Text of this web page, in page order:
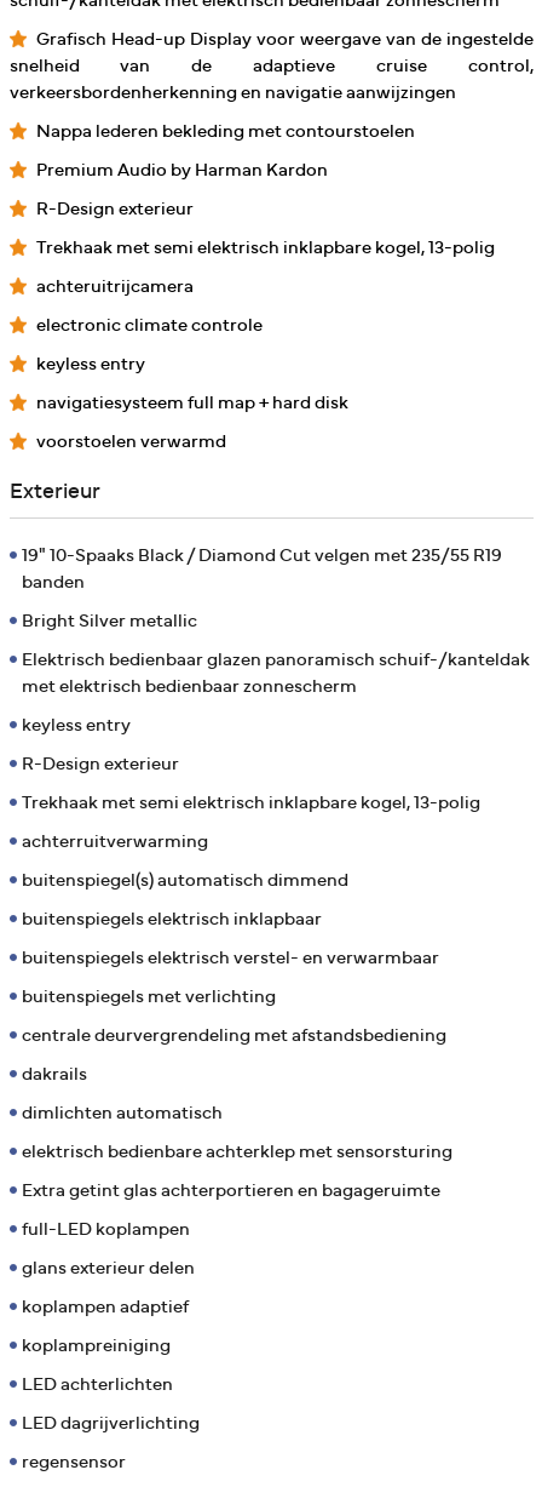
Grafisch Head-up Display voor weergave van de ingestelde
snelheid van de adaptieve cruise control,
verkeersbordenherkenning en navigatie aanwijzingen
Nappa lederen bekleding met contourstoelen
Premium Audio by Harman Kardon
R-Design exterieur
Trekhaak met semi elektrisch inklapbare kogel, 13-polig
achteruitrijcamera
electronic climate controle
keyless entry
navigatiesysteem full map + hard disk
voorstoelen verwarmd
Exterieur
19" 10-Spaaks Black / Diamond Cut velgen met 235/55 R19
banden
Bright Silver metallic
Elektrisch bedienbaar glazen panoramisch schuif-/kanteldak
met elektrisch bedienbaar zonnescherm
keyless entry
R-Design exterieur
Trekhaak met semi elektrisch inklapbare kogel, 13-polig
achterruitverwarming
buitenspiegel(s) automatisch dimmend
buitenspiegels elektrisch inklapbaar
buitenspiegels elektrisch verstel- en verwarmbaar
buitenspiegels met verlichting
centrale deurvergrendeling met afstandsbediening
dakrails
dimlichten automatisch
elektrisch bedienbare achterklep met sensorsturing
Extra getint glas achterportieren en bagageruimte
full-LED koplampen
glans exterieur delen
koplampen adaptief
koplampreiniging
LED achterlichten
LED dagrijverlichting
regensensor